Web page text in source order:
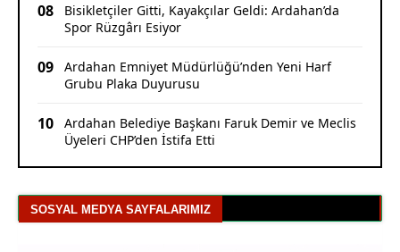
08
Bisikletçiler Gitti, Kayakçılar Geldi: Ardahan’da
Spor Rüzgârı Esiyor
09
Ardahan Emniyet Müdürlüğü’nden Yeni Harf
Grubu Plaka Duyurusu
10
Ardahan Belediye Başkanı Faruk Demir ve Meclis
Üyeleri CHP’den İstifa Etti
SOSYAL MEDYA SAYFALARIMIZ